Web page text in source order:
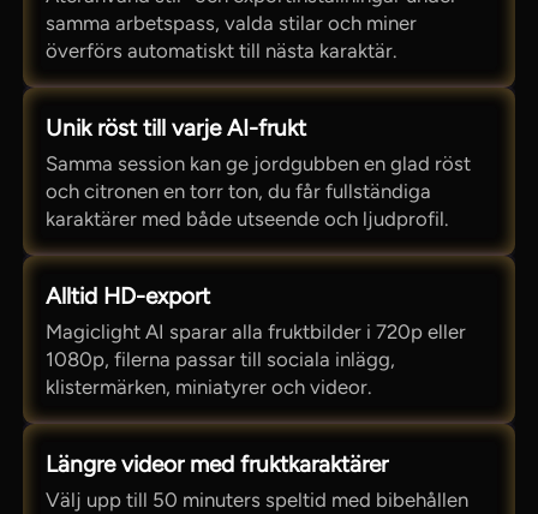
samma arbetspass, valda stilar och miner
överförs automatiskt till nästa karaktär.
Unik röst till varje AI-frukt
Samma session kan ge jordgubben en glad röst
och citronen en torr ton, du får fullständiga
karaktärer med både utseende och ljudprofil.
Alltid HD-export
Magiclight AI sparar alla fruktbilder i 720p eller
1080p, filerna passar till sociala inlägg,
klistermärken, miniatyrer och videor.
Längre videor med fruktkaraktärer
Välj upp till 50 minuters speltid med bibehållen